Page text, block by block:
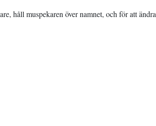
håll muspekaren över namnet, och för att ändra